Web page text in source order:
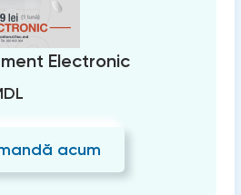
Electronic
acum